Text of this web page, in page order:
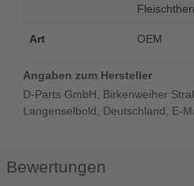
Art OEM
Angaben zum Hersteller
D-Parts GmbH, Birkenweiher
Langenselbold, Deutschland, E-
Bewertungen